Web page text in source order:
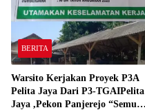
BERITA
Warsito Kerjakan Proyek P3A
Pelita Jaya Dari P3-TGAIPelita
Jaya ,Pekon Panjerejo “Semua